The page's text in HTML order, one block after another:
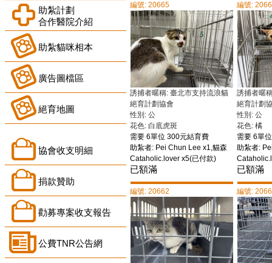
助紮計劃
合作醫院介紹
助紮貓咪相本
廣告圖檔區
絕育地圖
協會收支明細
捐款贊助
勸募專案收支報告
公費TNR公告網
編號: 20665
誘捕者暱稱: 臺北市支持流浪貓
絕育計劃協會
性別: 公
花色: 白底虎斑
需要 6單位 300元結育費
助紮者: Pei Chun Lee x1,貓森
Cataholic.lover x5(已付款)
已額滿
編號:
誘捕者暱
絕育計劃
性別: 公
花色: 橘
需要 6單
助紮者:
已額滿
編號: 20662 編號: